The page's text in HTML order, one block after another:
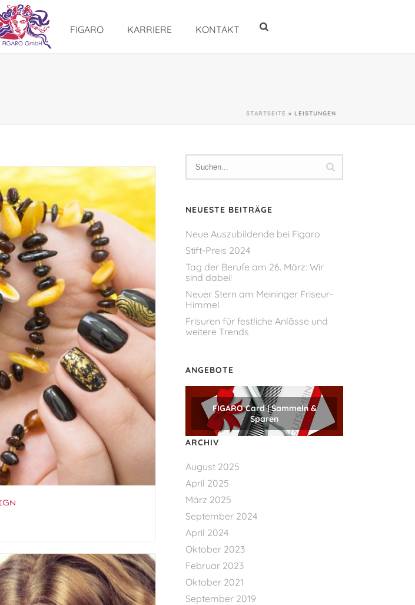
FIGARO KARRIERE KONTAKT
STARTSEITE » LEISTUNGEN
NEUESTE BEITRÄGE
Neue Auszubildende bei Figaro
Stift-Preis 2024
Tag der Berufe am 26. März: Wir
sind dabei!
Neuer Stern am Meininger Friseur-
Himmel
Frisuren für festliche Anlässe und
weitere Trends
ANGEBOTE
FIGARO Card | Sammeln &
Sparen
ARCHIV
August 2025
April 2025
März 2025
September 2024
April 2024
Oktober 2023
Februar 2023
Oktober 2021
September 2019